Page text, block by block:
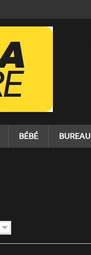
BÉBÉ BUREAU